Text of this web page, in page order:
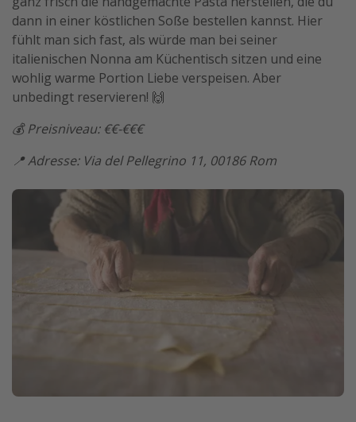
dann in einer köstlichen Soße bestellen kannst. Hier
fühlt man sich fast, als würde man bei seiner
italienischen Nonna am Küchentisch sitzen und eine
wohlig warme Portion Liebe verspeisen. Aber
unbedingt reservieren! 🙌
💰 Preisniveau: €€-€€€
📍 Adresse: Via del Pellegrino 11, 00186 Rom